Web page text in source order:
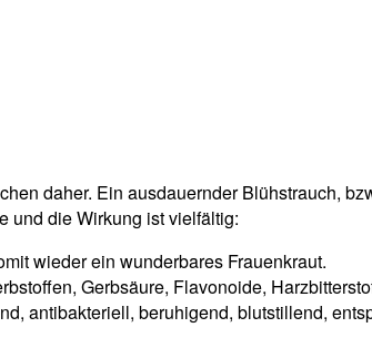
daher. Ein ausdauernder Blühstrauch,
und die Wirkung ist vielfältig:
wieder ein wunderbares Frauenkraut.
Gerbsäure, Flavonoide,
antibakteriell, beruhigend, blutstillend,